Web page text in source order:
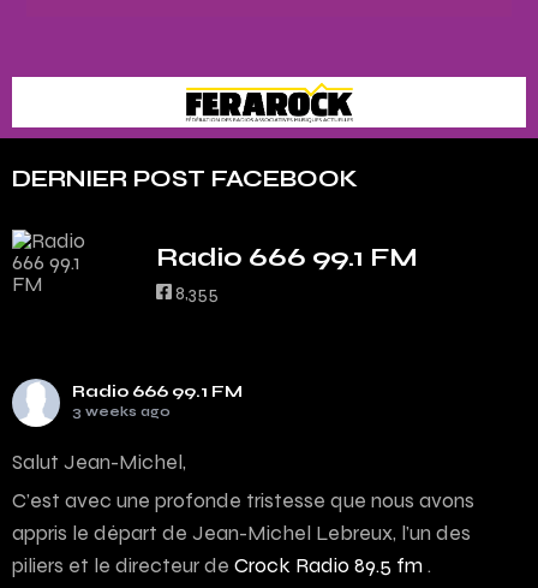
DERNIER POST FACEBOOK
Radio 666 99.1 FM
8,355
Radio 666 99.1 FM
3 weeks ago
Salut Jean-Michel,
C’est avec une profonde tristesse que nous avons
appris le départ de Jean-Michel Lebreux, l’un des
piliers et le directeur de Crock Radio 89.5 fm .